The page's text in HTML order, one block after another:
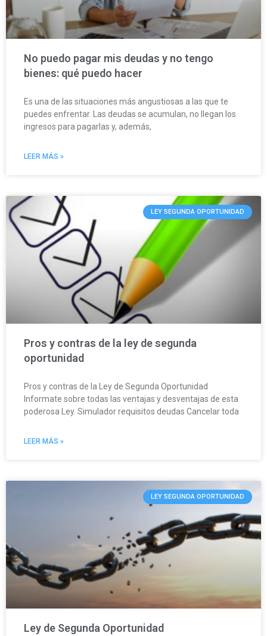
No puedo pagar mis deudas y no tengo
bienes: qué puedo hacer
Es una de las situaciones más angustiosas a las que te
puedes enfrentar. Las deudas se acumulan, no llegan los
ingresos para pagarlas y, además,
LEER MÁS »
LEY SEGUNDA OPORTUNIDAD
Pros y contras de la ley de segunda
oportunidad
Pros y contras de la Ley de Segunda Oportunidad
Informate sobre todas las ventajas y desventajas de esta
poderosa Ley. Simulador requisitos deudas Cancelar toda
LEER MÁS »
LEY SEGUNDA OPORTUNIDAD
Ley de Segunda Oportunidad